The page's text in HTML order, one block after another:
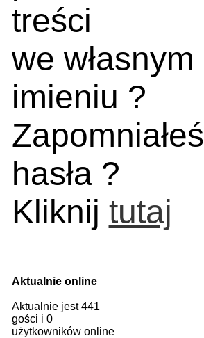
treści
we własnym
imieniu ?
Zapomniałeś
hasła ?
Kliknij tutaj
Aktualnie online
Aktualnie jest 441
gości i 0
użytkowników online